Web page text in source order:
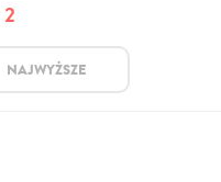
2
NAJWYŻSZE